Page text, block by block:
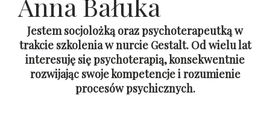
Jestem socjolożką oraz psychoterapeutką w
trakcie szkolenia w nurcie Gestalt. Od wielu lat
interesuję się psychoterapią, konsekwentnie
rozwijając swoje kompetencje i rozumienie
procesów psychicznych.